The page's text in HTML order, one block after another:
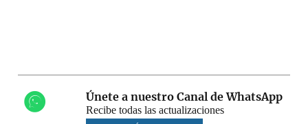
Únete a nuestro Canal de WhatsApp
Recibe todas las actualizaciones